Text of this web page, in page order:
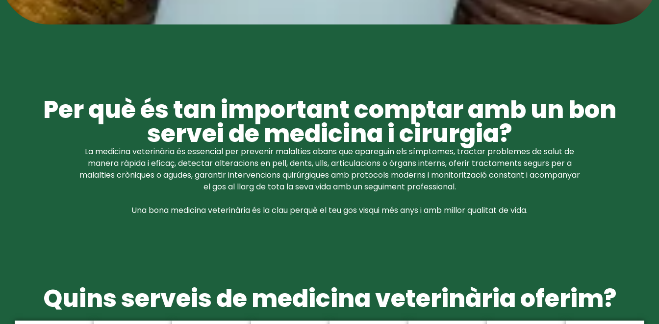
Per què és tan important comptar amb un bon
servei de medicina i cirurgia?
La medicina veterinària és essencial per prevenir malalties abans que apareguin els símptomes, tractar problemes de salut de
manera ràpida i eficaç, detectar alteracions en pell, dents, ulls, articulacions o òrgans interns, oferir tractaments segurs per a
malalties cròniques o agudes, garantir intervencions quirúrgiques amb protocols moderns i monitorització constant i acompanyar
el gos al llarg de tota la seva vida amb un seguiment professional.
Una bona medicina veterinària és la clau perquè el teu gos visqui més anys i amb millor qualitat de vida.
Quins serveis de medicina veterinària oferim?